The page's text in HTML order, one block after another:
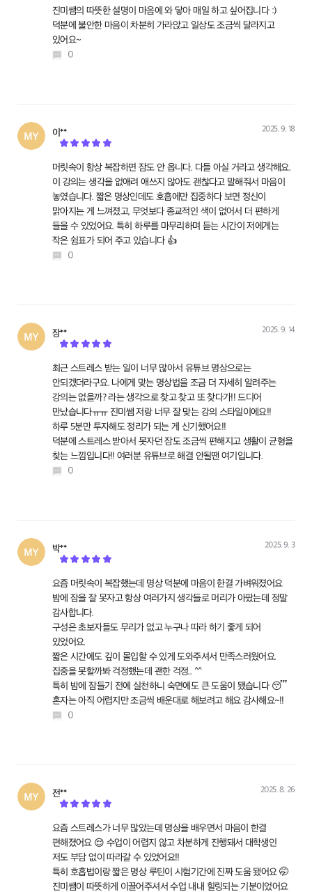
진미쌤의 따뜻한 설명이 마음에 와 닿아 매일 하고 싶어집니다 :)
덕분에 불안한 마음이 차분히 가라앉고 일상도 조금씩 달라지고
있어요~
0
이**
2025. 9. 18
머릿속이 항상 복잡하면 잠도 안 옵니다. 다들 아실 거라고 생각해요.
이 강의는 생각을 없애려 애쓰지 않아도 괜찮다고 말해줘서 마음이
놓였습니다. 짧은 명상인데도 호흡에만 집중하다 보면 정신이
맑아지는 게 느껴졌고, 무엇보다 종교적인 색이 없어서 더 편하게
들을 수 있었어요. 특히 하루를 마무리하며 듣는 시간이 저에게는
작은 쉼표가 되어 주고 있습니다 👍
0
장**
2025. 9. 14
최근 스트레스 받는 일이 너무 많아서 유튜브 명상으로는
안되겠더라구요. 나에게 맞는 명상법을 조금 더 자세히 알려주는
강의는 없을까? 라는 생각으로 찾고 찾고 또 찾다가!! 드디어
만났습니다ㅠㅠ 진미쌤 저랑 너무 잘 맞는 강의 스타일이에요!!
하루 5분만 투자해도 정리가 되는 게 신기했어요!!
덕분에 스트레스 받아서 못자던 잠도 조금씩 편해지고 생활이 균형을
찾는 느낌입니다!! 여러분 유튜브로 해결 안될땐 여기입니다.
0
박**
2025. 9. 3
요즘 머릿속이 복잡했는데 명상 덕분에 마음이 한결 가벼워졌어요
밤에 잠을 잘 못자고 항상 여러가지 생각들로 머리가 아팠는데 정말
감사합니다.
구성은 초보자들도 무리가 없고 누구나 따라 하기 좋게 되어
있었어요.
짧은 시간에도 깊이 몰입할 수 있게 도와주셔서 만족스러웠어요.
집중을 못할까봐 걱정했는데 괜한 걱정.. ^^
특히 밤에 잠들기 전에 실천하니 숙면에도 큰 도움이 됐습니다 😴
혼자는 아직 어렵지만 조금씩 배운대로 해보려고 해요 감사해요~!!
0
전**
2025. 8. 26
요즘 스트레스가 너무 많았는데 명상을 배우면서 마음이 한결
편해졌어요 😌 수업이 어렵지 않고 차분하게 진행돼서 대학생인
저도 부담 없이 따라갈 수 있었어요!!
특히 호흡법이랑 짧은 명상 루틴이 시험기간에 진짜 도움 됐어요 🤭
진미쌤이 따뜻하게 이끌어주셔서 수업 내내 힐링되는 기분이었어요